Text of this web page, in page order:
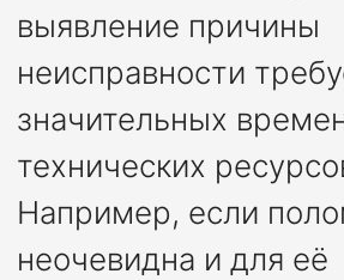
выявление причины
неисправности
значительных
технических
Например, если
неочевидна и для её